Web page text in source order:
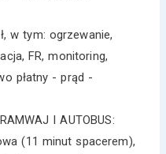
w tym: ogrzewanie,
FR, monitoring,
płatny - prąd -
I AUTOBUS:
(11 minut spacerem),